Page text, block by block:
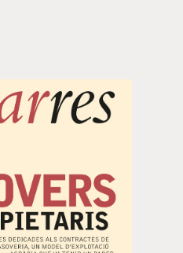
trobar en l’àmbit